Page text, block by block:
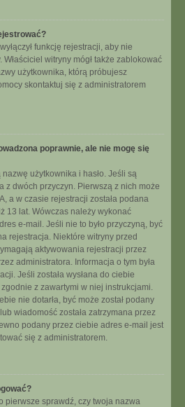
funkcję rejestracji, aby nie
Właściciel witryny mógł także zablokować
użytkownika, którą próbujesz
skontaktuj się z administratorem
poprawnie, ale nie mogę się
użytkownika i hasło. Jeśli są
z dwóch przyczyn. Pierwszą z nich może
a w czasie rejestracji została podana
13 lat. Wówczas należy wykonać
e-mail. Jeśli nie to było przyczyną, być
rejestracja. Niektóre witryny przed
aktywowania rejestracji przez
administratora. Informacja o tym była
Jeśli została wysłana do ciebie
z zawartymi w niej instrukcjami.
nie dotarła, być może został podany
wiadomość została zatrzymana przez
podany przez ciebie adres e-mail jest
się z administratorem.
pierwsze sprawdź, czy twoja nazwa